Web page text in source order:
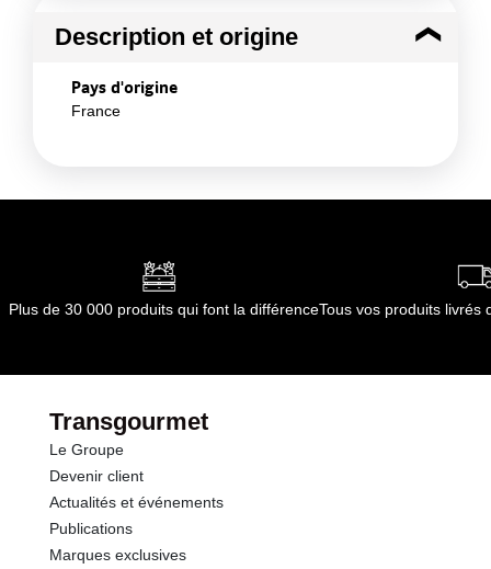
Description et origine
Pays d'origine
France
Plus de 30 000 produits qui font la différenceTous vos produits livrés
Transgourmet
Le Groupe
Devenir client
Actualités et événements
Publications
Marques exclusives